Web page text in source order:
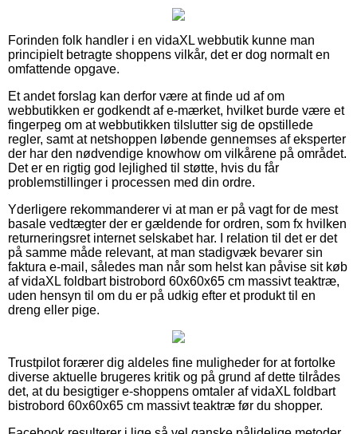
Forinden folk handler i en vidaXL webbutik kunne man
principielt betragte shoppens vilkår, det er dog normalt en
omfattende opgave.
Et andet forslag kan derfor være at finde ud af om
webbutikken er godkendt af e-mærket, hvilket burde være et
fingerpeg om at webbutikken tilslutter sig de opstillede
regler, samt at netshoppen løbende gennemses af eksperter
der har den nødvendige knowhow om vilkårene på området.
Det er en rigtig god lejlighed til støtte, hvis du får
problemstillinger i processen med din ordre.
Yderligere rekommanderer vi at man er på vagt for de mest
basale vedtægter der er gældende for ordren, som fx hvilken
returneringsret internet selskabet har. I relation til det er det
på samme måde relevant, at man stadigvæk bevarer sin
faktura e-mail, således man når som helst kan påvise sit køb
af vidaXL foldbart bistrobord 60x60x65 cm massivt teaktræ,
uden hensyn til om du er på udkig efter et produkt til en
dreng eller pige.
Trustpilot forærer dig aldeles fine muligheder for at fortolke
diverse aktuelle brugeres kritik og på grund af dette tilrådes
det, at du besigtiger e-shoppens omtaler af vidaXL foldbart
bistrobord 60x60x65 cm massivt teaktræ før du shopper.